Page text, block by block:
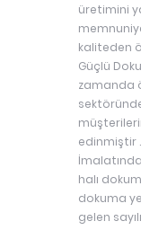
üretimini
kaliteden
Güçlü
zamanda
edinmiştir .
halı
dokuma
gelen